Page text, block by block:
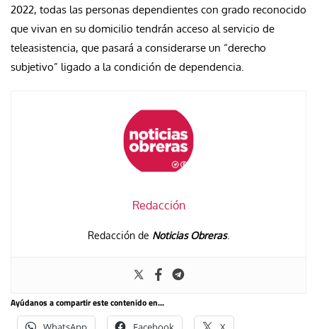
2022, todas las personas dependientes con grado reconocido
que vivan en su domicilio tendrán acceso al servicio de
teleasistencia, que pasará a considerarse un “derecho
subjetivo” ligado a la condición de dependencia.
Redacción
Redacción de Noticias Obreras.
Ayúdanos a compartir este contenido en...